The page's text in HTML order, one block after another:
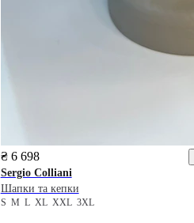
₴ 6 698
Sergio Colliani
Шапки та кепки
S M L XL XXL 3XL